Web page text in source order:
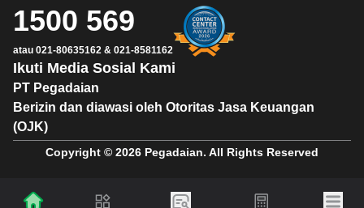
PT Pegadaian
Berizin dan diawasi oleh Otoritas Jasa Keuangan
(OJK)
Ikuti Media Sosial Kami
1500 569
atau 021-80635162 & 021-8581162
Copyright © 2026 Pegadaian. All Rights Reserved